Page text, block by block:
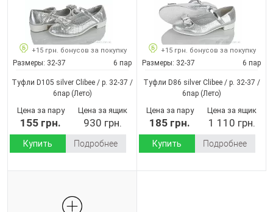
+15 грн. бонусов за покупку
Размеры: 32-37 6 пар
Туфли D105 silver Clibee / p. 32-37 /
6пар(Лето)
Цена за пару
155 грн.
Цена за ящик
930 грн.
Купить Подробнее
+15 грн. бонусов за покупку
Размеры: 32-37 6 пар
Туфли D86 silver Clibee / p. 32-37 /
6пар(Лето)
Цена за пару
185 грн.
Цена за ящик
1 110 грн.
Купить Подробнее